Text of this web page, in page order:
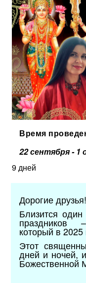
Время
22 сентября - 1
9 дней
Дорогие друзья!
Близится
праздников
который в 2025
Этот
дней и ночей,
Божественной